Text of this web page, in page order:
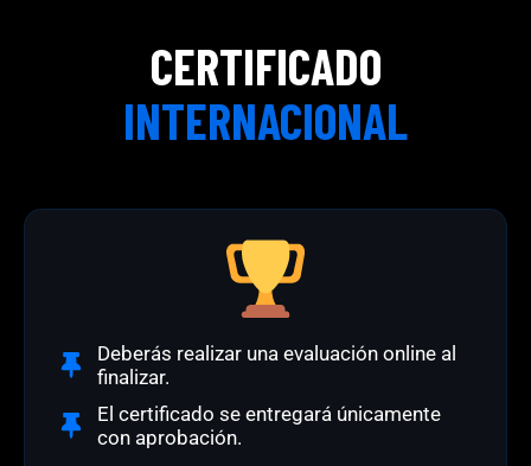
CERTIFICADO
INTERNACIONAL
Deberás realizar una evaluación online al
finalizar.
El certificado se entregará únicamente
con aprobación.